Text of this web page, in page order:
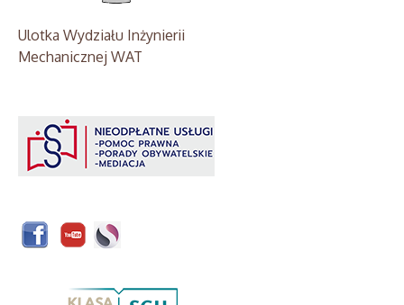
Ulotka Wydziału Inżynierii
Mechanicznej WAT